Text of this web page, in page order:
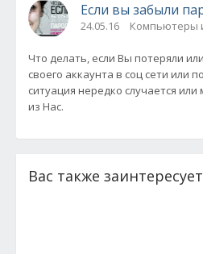
Если вы забыли
24.05.16 Компьютеры
Что делать, если Вы потеряли
своего аккаунта в соц сети или
ситуация нередко случается
из Нас.
Вас также